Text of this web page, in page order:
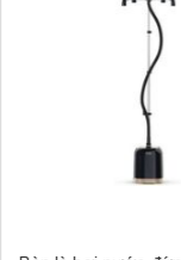
Chế độ an toàn
Khối lượng